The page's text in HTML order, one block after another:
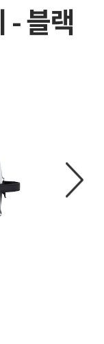
- 블랙